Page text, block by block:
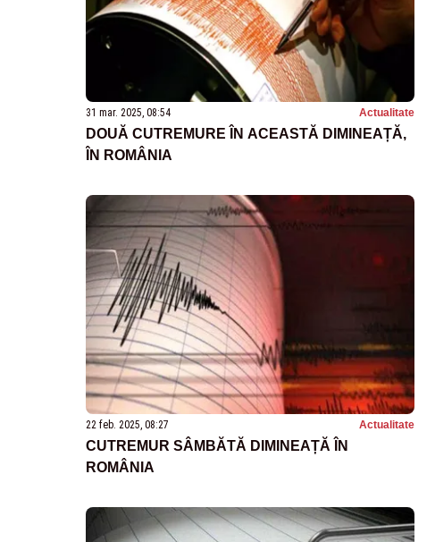
31 mar. 2025, 08:54 Actualitate
DOUĂ CUTREMURE ÎN ACEASTĂ DIMINEAȚĂ,
ÎN ROMÂNIA
22 feb. 2025, 08:27 Actualitate
CUTREMUR SÂMBĂTĂ DIMINEAȚĂ ÎN
ROMÂNIA